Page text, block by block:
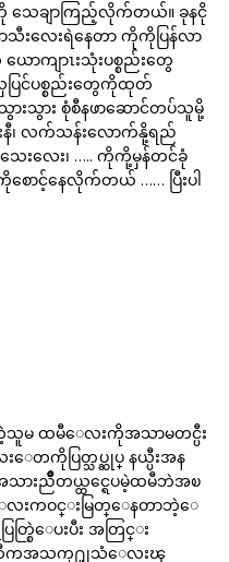
သေချာကြည့်လိုက်တယ်။ ခုနငို
ာသီးလေးရဲနေတာ ကိုကိုပြန်လာ
ောကျာၤးသုံးပစ္စည်းတွေ
ြင်ပစ္စည်းတွေကိုထုတ်
းသွား စုံစီနဖာဆောင်တပ်သူမို့
းနီ၊ လက်သန်းလောက်နို့ရည်
ေးလေး၊ ….. ကိုကို့မှန်တင်ခုံ
စောင့်နေလိုက်တယ် …… ပြီးပါ
မ ထမီေလးကိုအသာမတင္ပီး
တကိုပြတ္သပ္ဆုပ္ နယ္ပီးအန
သားညိဳတယ္ထင္ရေပမဲ့ထမီဘဲအၿ
လးကဝင္းမြတ္ေနတာဘဲ့ေ
တ္စြဲေပးပီး အတြင္း
ဆီကအသက္႐ူုသံေလးၾ